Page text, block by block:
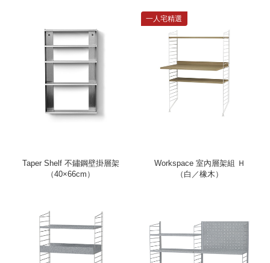
Taper Shelf 不鏽鋼壁掛層架
（40×66cm）
一人宅精選
Workspace 室內層架組 Ｈ
（白／橡木）